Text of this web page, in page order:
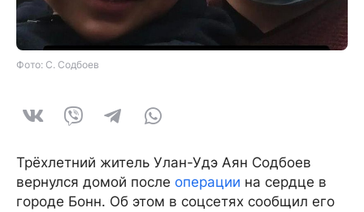
Фото: С. Содбоев
Трёхлетний житель Улан-Удэ Аян Содбоев
вернулся домой после операции на сердце в
городе Бонн. Об этом в соцсетях сообщил его